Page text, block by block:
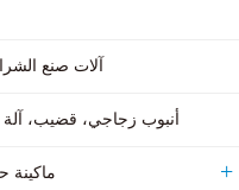
آلات صنع
أنبوب زجاجي، قضيب،
ماكينة